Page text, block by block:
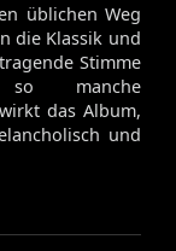
üblichen Weg
die Klassik und
Stimme
manche
das Album,
und